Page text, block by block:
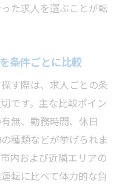
た求人を選ぶことが転
条件ごとに比較
す際は、求人ごとの条
です。主な比較ポイン
無、勤務時間、休日
種類などが挙げられま
内および近隣エリアの
転に比べて体力的な負